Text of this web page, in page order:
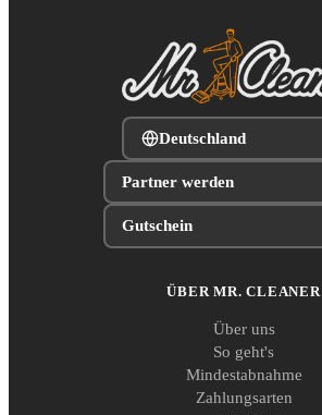
Deutschland
Partner werden
Gutschein
ÜBER MR. CLEANER
Über uns
So geht's
Mindestabnahme
Zahlungsarten